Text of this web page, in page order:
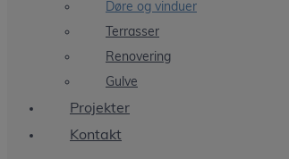
Døre og vinduer
Terrasser
Renovering
Gulve
Projekter
Kontakt